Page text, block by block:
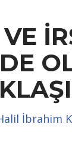
İbrahim